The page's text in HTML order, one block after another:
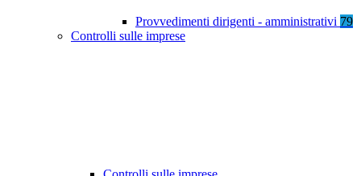
Provvedimenti dirigenti - amministrativi 79
Controlli sulle imprese